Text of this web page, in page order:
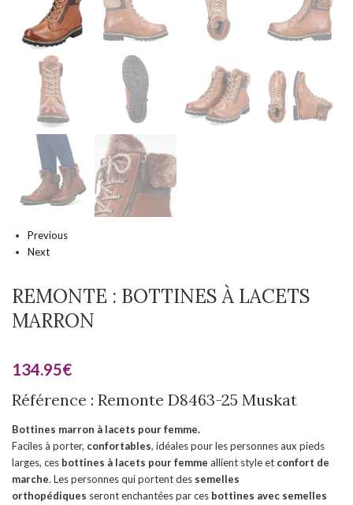
Previous
Next
REMONTE : BOTTINES À LACETS
MARRON
134.95€
Référence : Remonte D8463-25 Muskat
Bottines marron à lacets pour femme.
Faciles à porter, confortables, idéales pour les personnes aux pieds
larges, ces bottines à lacets pour femme allient style et confort de
marche. Les personnes qui portent des semelles
orthopédiques seront enchantées par ces bottines avec semelles